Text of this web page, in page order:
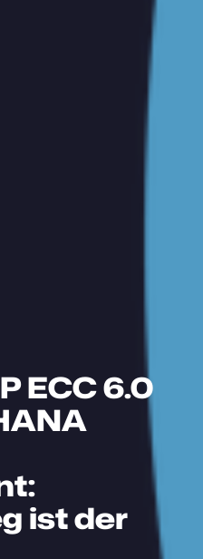
ECC 6.0
ist der